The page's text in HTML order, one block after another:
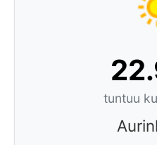
tuntuu